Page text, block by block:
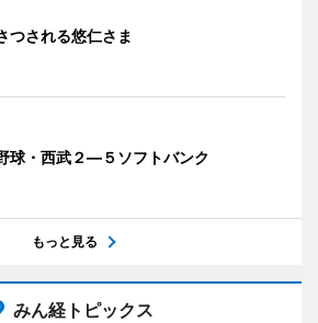
つされる悠仁さま
球・西武２―５ソフトバンク
もっと見る
みん経トピックス